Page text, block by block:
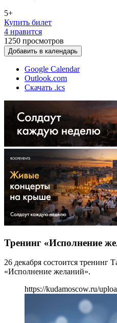
5+
Купить билет
4 нравится
1250 просмотров
Добавить в календарь
Google Calendar
Outlook.com
Скачать .ics
Тренинг «Исполнение
26 декабря состоится тренинг
«Исполнение желаний».
https://kudamoscow.ru/